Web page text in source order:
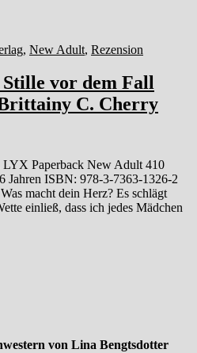
, New Adult, Rezension
Stille vor dem Fall
C. Cherry
New Adult 410
Jahren ISBN: 978-3-7363-1326-2
macht dein Herz? Es schlägt
einließ, dass ich jedes Mädchen
von Lina Bengtsdotter